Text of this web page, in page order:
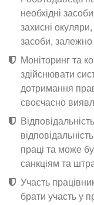
необхідні
захисні
засоби, залежно
Моніторинг та
здійснювати
дотримання
своєчасно
праці та може
санкціям та
Участь
брати участь у